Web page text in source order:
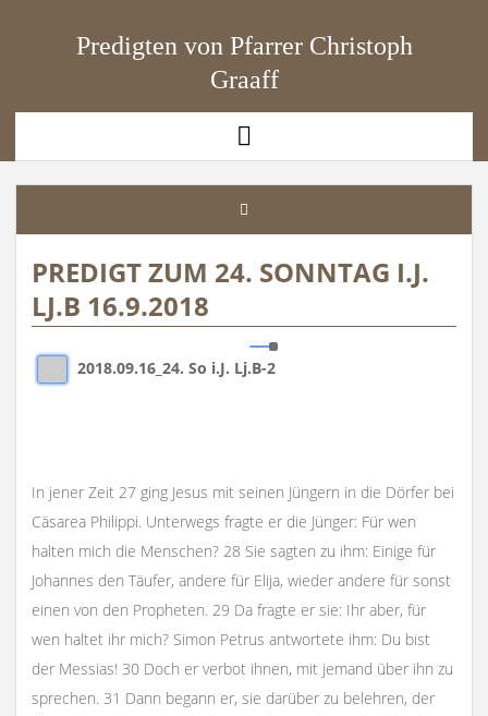
Predigten von Pfarrer Christoph
Graaff
open
menu
PREDIGT ZUM 24. SONNTAG I.J.
LJ.B 16.9.2018
2018.09.16_24. So i.J. Lj.B-2
In jener Zeit 27 ging Jesus mit seinen Jüngern in die Dörfer bei
Cäsarea Philippi. Unterwegs fragte er die Jünger: Für wen
halten mich die Menschen? 28 Sie sagten zu ihm: Einige für
Johannes den Täufer, andere für Elija, wieder andere für sonst
einen von den Propheten. 29 Da fragte er sie: Ihr aber, für
wen haltet ihr mich? Simon Petrus antwortete ihm: Du bist
der Messias! 30 Doch er verbot ihnen, mit jemand über ihn zu
sprechen. 31 Dann begann er, sie darüber zu belehren, der